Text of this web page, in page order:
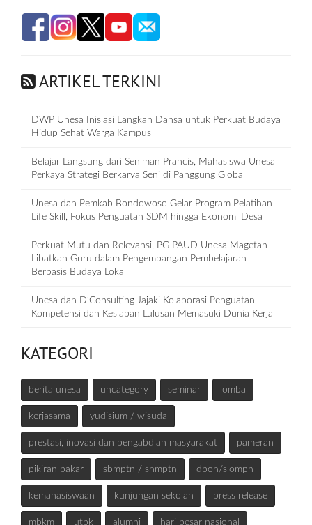
ARTIKEL TERKINI
DWP Unesa Inisiasi Langkah Dansa untuk Perkuat Budaya
Hidup Sehat Warga Kampus
Belajar Langsung dari Seniman Prancis, Mahasiswa Unesa
Perkaya Strategi Berkarya Seni di Panggung Global
Unesa dan Pemkab Bondowoso Gelar Program Pelatihan
Life Skill, Fokus Penguatan SDM hingga Ekonomi Desa
Perkuat Mutu dan Relevansi, PG PAUD Unesa Magetan
Libatkan Guru dalam Pengembangan Pembelajaran
Berbasis Budaya Lokal
Unesa dan D‘Consulting Jajaki Kolaborasi Penguatan
Kompetensi dan Kesiapan Lulusan Memasuki Dunia Kerja
KATEGORI
berita unesa uncategory seminar lomba
kerjasama yudisium / wisuda
prestasi, inovasi dan pengabdian masyarakat pameran
pikiran pakar sbmptn / snmptn dbon/slompn
kemahasiswaan kunjungan sekolah press release
mbkm utbk alumni hari besar nasional